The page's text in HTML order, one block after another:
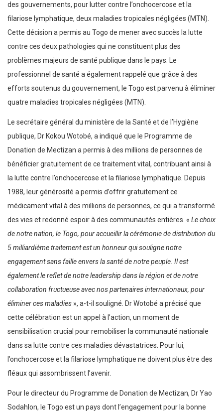
des gouvernements, pour lutter contre l’onchocercose et la
filariose lymphatique, deux maladies tropicales négligées (MTN).
Cette décision a permis au Togo de mener avec succès la lutte
contre ces deux pathologies qui ne constituent plus des
problèmes majeurs de santé publique dans le pays. Le
professionnel de santé a également rappelé que grâce à des
efforts soutenus du gouvernement, le Togo est parvenu à éliminer
quatre maladies tropicales négligées (MTN).
Le secrétaire général du ministère de la Santé et de l’Hygiène
publique, Dr Kokou Wotobé, a indiqué que le Programme de
Donation de Mectizan a permis à des millions de personnes de
bénéficier gratuitement de ce traitement vital, contribuant ainsi à
la lutte contre l’onchocercose et la filariose lymphatique. Depuis
1988, leur générosité a permis d’offrir gratuitement ce
médicament vital à des millions de personnes, ce qui a transformé
des vies et redonné espoir à des communautés entières. « Le choix
de notre nation, le Togo, pour accueillir la cérémonie de distribution du
5 milliardième traitement est un honneur qui souligne notre
engagement sans faille envers la santé de notre peuple. Il est
également le reflet de notre leadership dans la région et de notre
collaboration fructueuse avec nos partenaires internationaux, pour
éliminer ces maladies », a-t-il souligné. Dr Wotobé a précisé que
cette célébration est un appel à l’action, un moment de
sensibilisation crucial pour remobiliser la communauté nationale
dans sa lutte contre ces maladies dévastatrices. Pour lui,
l’onchocercose et la filariose lymphatique ne doivent plus être des
fléaux qui assombrissent l’avenir.
Pour le directeur du Programme de Donation de Mectizan, Dr Yao
Sodahlon, le Togo est un pays dont l’engagement pour la bonne